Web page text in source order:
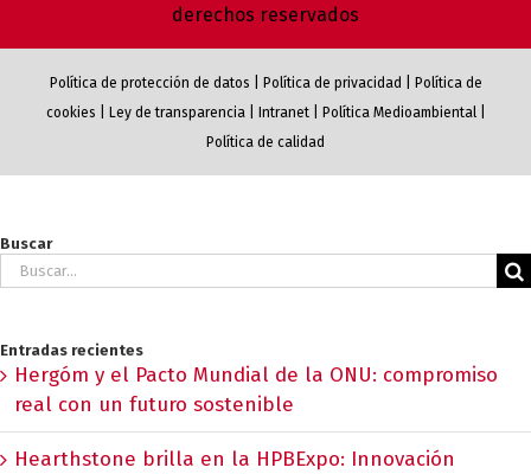
derechos reservados
Política de protección de datos Política de privacidad
Política de
cookies
Ley de transparencia| Intranet| Política Medioambiental|
Política de calidad
Buscar
Buscar:
Entradas recientes
Hergóm y el Pacto Mundial de la ONU: compromiso
real con un futuro sostenible
Hearthstone brilla en la HPBExpo: Innovación